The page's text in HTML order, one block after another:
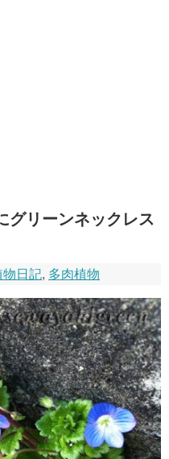
グリーンネックレス
物日記, 多肉植物